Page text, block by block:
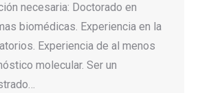
necesaria: Doctorado en
biomédicas. Experiencia en la
Experiencia de al menos
molecular. Ser un